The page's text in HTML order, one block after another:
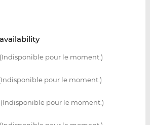
(Indisponible pour le moment.)
pour le moment.)
(Indisponible pour le moment.)